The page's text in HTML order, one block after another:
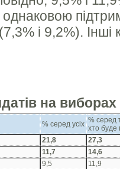
однаковою
і 9,2%).
на
% серед усіх % серед
хто буде
21,8
27,3
11,7
14,6
9,5
11,9